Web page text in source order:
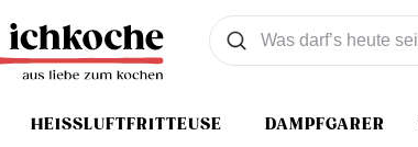
HEISSLUFTFRITTEUSE DAMPFGARER
Was wollen Sie suchen
Suchen